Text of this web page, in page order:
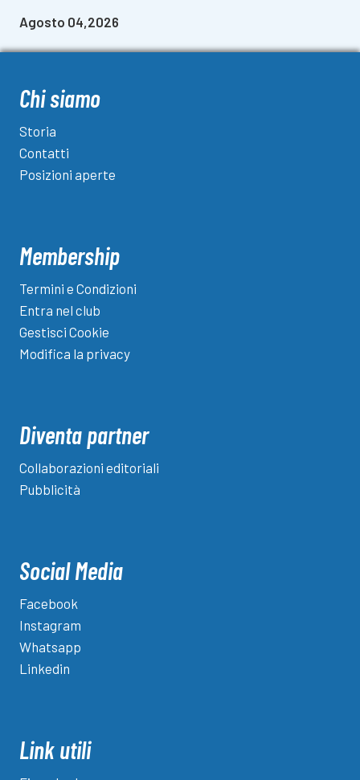
Agosto 04,2026
Chi siamo
Storia
Contatti
Posizioni aperte
Membership
Termini e Condizioni
Entra nel club
Gestisci Cookie
Modifica la privacy
Diventa partner
Collaborazioni editoriali
Pubblicità
Social Media
Facebook
Instagram
Whatsapp
Linkedin
Link utili